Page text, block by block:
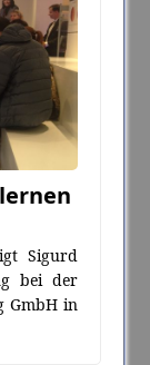
Sigurd
bei der
GmbH in